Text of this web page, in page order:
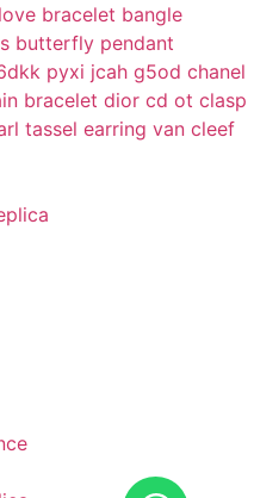
bracelet bangle
butterfly pendant
pyxi jcah g5od chanel
bracelet dior cd ot clasp
tassel earring van cleef